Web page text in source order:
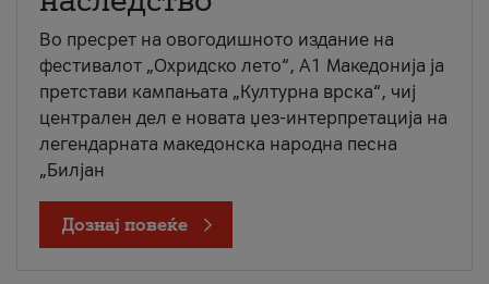
Во пресрет на овогодишното издание на
фестивалот „Охридско лето“, А1 Македонија ја
претстави кампањата „Културна врска“, чиј
централен дел е новата џез-интерпретација на
легендарната македонска народна песна
„Билјан
Дознај повеќе